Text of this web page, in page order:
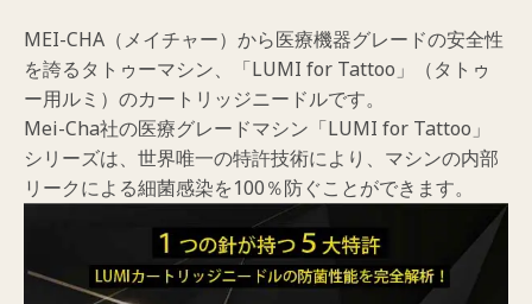
本
針
(10P)
個
MEI-CHA（メイチャー）から医療機器グレードの安全性
を誇るタトゥーマシン、「LUMI for Tattoo」（タトゥ
ー用ルミ）のカートリッジニードルです。
Mei-Cha社の医療グレードマシン「LUMI for Tattoo」
シリーズは、世界唯一の特許技術により、マシンの内部
リークによる細菌感染を100％防ぐことができます。